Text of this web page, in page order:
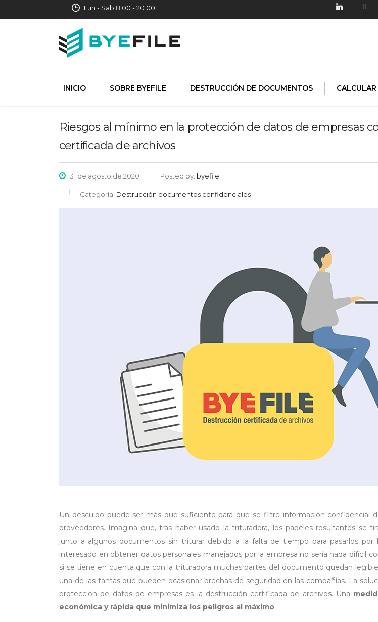
Lun - Sab 8.00 - 20.00.
INICIO SOBRE BYEFILE DESTRUCCIÓN DE DOCUMENTOS
Riesgos al mínimo en la protección de datos de empresas
certificada de archivos
31 de agosto de 2020 Posted by: byefile
Categoría: Destrucción documentos confidenciales
Un descuido puede ser más que suficiente para que se filtre información confidencial
proveedores. Imagina que, tras haber usado la trituradora, los papeles resultantes se
junto a algunos documentos sin triturar debido a la falta de tiempo para pasarlos por
interesado en obtener datos personales manejados por la empresa no sería nada difícil
si se tiene en cuenta que con la trituradora muchas partes del documento quedan
una de las tantas que pueden ocasionar brechas de seguridad en las compañías. La
protección de datos de empresas es la destrucción certificada de archivos. Una
económica y rápida que minimiza los peligros al máximo.